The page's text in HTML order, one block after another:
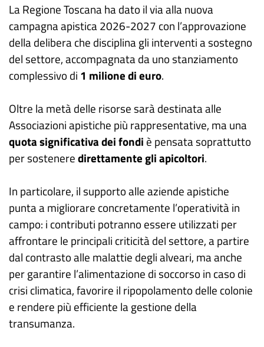
La Regione Toscana ha dato il via alla nuova
campagna apistica 2026-2027 con l’approvazione
della delibera che disciplina gli interventi a sostegno
del settore, accompagnata da uno stanziamento
complessivo di 1 milione di euro.
Oltre la metà delle risorse sarà destinata alle
Associazioni apistiche più rappresentative, ma una
quota significativa dei fondi è pensata soprattutto
per sosteneredirettamente gli apicoltori.
In particolare, il supporto alle aziende apistiche
punta a migliorare concretamente l’operatività in
campo: i contributi potranno essere utilizzati per
affrontare le principali criticità del settore, a partire
dal contrasto alle malattie degli alveari, ma anche
per garantire l’alimentazione di soccorso in caso di
crisi climatica, favorire il ripopolamento delle colonie
e rendere più efficiente la gestione della
transumanza.